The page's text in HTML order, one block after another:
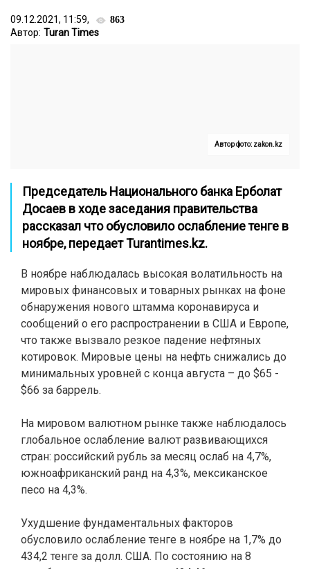
09.12.2021, 11:59, 863
Автор: Turan Times
Автор фото: zakon.kz
Председатель Национального банка Ерболат
Досаев в ходе заседания правительства
рассказал что обусловило ослабление тенге в
ноябре, передаетTurantimes.kz.
В ноябре наблюдалась высокая волатильность на
мировых финансовых и товарных рынках на фоне
обнаружения нового штамма коронавируса и
сообщений о его распространении в США и Европе,
что также вызвало резкое падение нефтяных
котировок. Мировые цены на нефть снижались до
минимальных уровней с конца августа – до $65 -
$66 за баррель.
На мировом валютном рынке также наблюдалось
глобальное ослабление валют развивающихся
стран: российский рубль за месяц ослаб на 4,7%,
южноафриканский ранд на 4,3%, мексиканское
песо на 4,3%.
Ухудшение фундаментальных факторов
обусловило ослабление тенге в ноябре на 1,7% до
434,2 тенге за долл. США. По состоянию на 8